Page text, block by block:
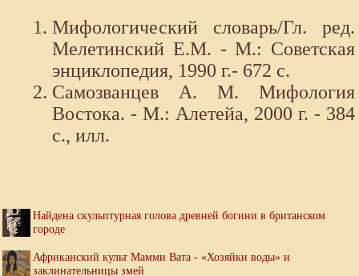
Мифологический словарь/Гл. ред.
Мелетинский Е.М. - М.: Советская
энциклопедия, 1990 г.- 672 с.
Самозванцев А. М. Мифология
Востока. - М.: Алетейа, 2000 г. - 384
с., илл.
Найдена скульптурная голова древней богини в британском
городе
Африканский культ Мамми Вата - «Хозяйки воды» и
заклинательницы змей